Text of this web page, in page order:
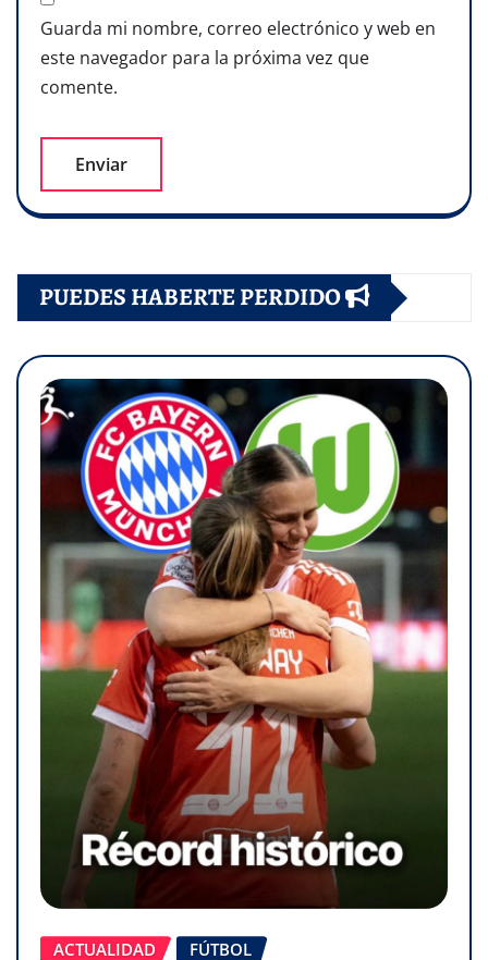
Guarda mi nombre, correo electrónico y web en
este navegador para la próxima vez que
comente.
PUEDES HABERTE PERDIDO
ACTUALIDAD
FÚTBOL